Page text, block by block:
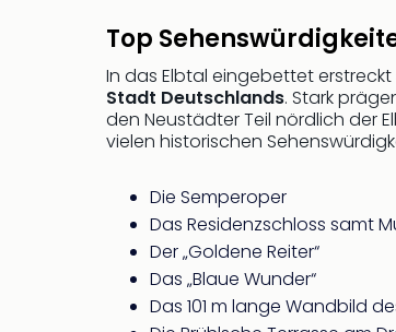
Top
In das Elbtal eingebettet erstreckt
Stadt Deutschlands. Stark
den Neustädter Teil nördlich der
vielen historischen
Die Semperoper
Das Residenzschloss samt
Der „Goldene Reiter“
Das „Blaue Wunder“
Das 101 m lange Wandbild